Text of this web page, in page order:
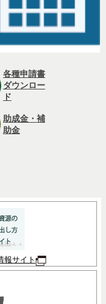
各種申請書
ダウンロー
ド
助成金・補
助金
報サイト